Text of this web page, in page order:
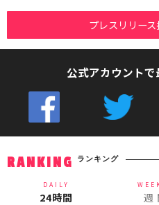
プレスリリー
公式アカウントで
RANKING ランキング
DAILY
24時間 週